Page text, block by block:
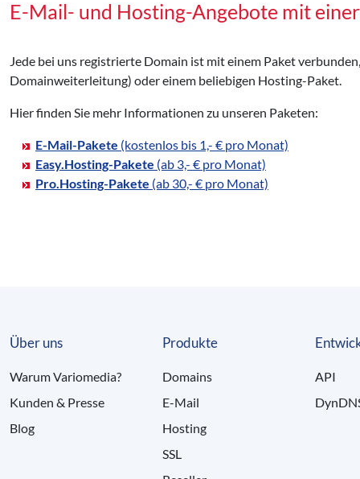
E-Mail- und Hosting-Angebote mit
Jede bei uns registrierte Domain ist mit einem Paket
Domainweiterleitung) oder einem beliebigen Hosting-Paket.
Hier finden Sie mehr Informationen zu unseren Paketen:
E-Mail-Pakete (kostenlos bis 1,- € pro Monat)
Easy.Hosting-Pakete (ab 3,- € pro Monat)
Pro.Hosting-Pakete (ab 30,- € pro Monat)
Über uns
Warum Variomedia?
Kunden & Presse
Blog
Produkte
Domains
E-Mail
Hosting
SSL
API